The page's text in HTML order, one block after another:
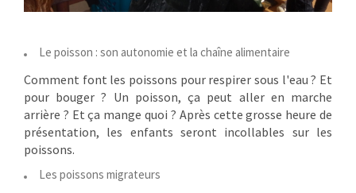
Le poisson : son autonomie et la chaîne alimentaire
Comment font les poissons pour respirer sous l'eau ? Et
pour bouger ? Un poisson, ça peut aller en marche
arrière ? Et ça mange quoi ? Après cette grosse heure de
présentation, les enfants seront incollables sur les
poissons.
Les poissons migrateurs